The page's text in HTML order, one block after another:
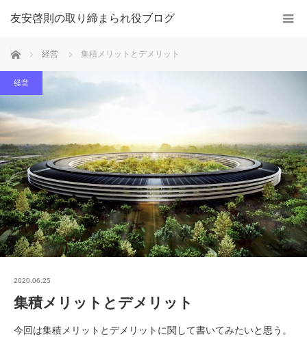
友安啓則の取り締まられ役ブログ
ホーム 経営 集積メリットとデメリット
経営
2020.06.25
集積メリットとデメリット
今回は集積メリットとデメリットに関して書いてみたいと思う。